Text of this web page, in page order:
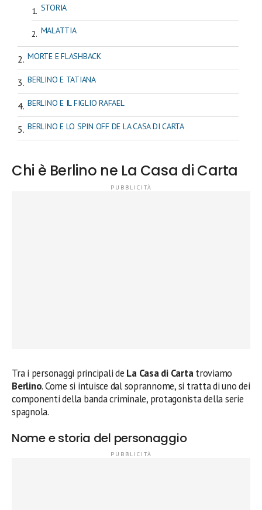
STORIA
MALATTIA
MORTE E FLASHBACK
BERLINO E TATIANA
BERLINO E IL FIGLIO RAFAEL
BERLINO E LO SPIN OFF DE LA CASA DI CARTA
Chi è Berlino ne La Casa di Carta
Tra i personaggi principali de La Casa di Cartatroviamo
Berlino. Come si intuisce dal soprannome, si tratta di uno dei
componenti della banda criminale, protagonista della serie
spagnola.
Nome e storia del personaggio